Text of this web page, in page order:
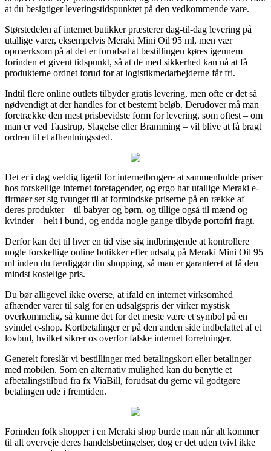
at du besigtiger leveringstidspunktet på den vedkommende vare.
Størstedelen af internet butikker præsterer dag-til-dag levering på
utallige varer, eksempelvis Meraki Mini Oil 95 ml, men vær
opmærksom på at det er forudsat at bestillingen køres igennem
forinden et givent tidspunkt, så at de med sikkerhed kan nå at få
produkterne ordnet forud for at logistikmedarbejderne får fri.
Indtil flere online outlets tilbyder gratis levering, men ofte er det så
nødvendigt at der handles for et bestemt beløb. Derudover må man
foretrække den mest prisbevidste form for levering, som oftest – om
man er ved Taastrup, Slagelse eller Bramming – vil blive at få bragt
ordren til et afhentningssted.
Det er i dag vældig ligetil for internetbrugere at sammenholde priser
hos forskellige internet foretagender, og ergo har utallige Meraki e-
firmaer set sig tvunget til at formindske priserne på en række af
deres produkter – til babyer og børn, og tillige også til mænd og
kvinder – helt i bund, og endda nogle gange tilbyde portofri fragt.
Derfor kan det til hver en tid vise sig indbringende at kontrollere
nogle forskellige online butikker efter udsalg på Meraki Mini Oil 95
ml inden du færdiggør din shopping, så man er garanteret at få den
mindst kostelige pris.
Du bør alligevel ikke overse, at ifald en internet virksomhed
afhænder varer til salg for en udsalgspris der virker mystisk
overkommelig, så kunne det for det meste være et symbol på en
svindel e-shop. Kortbetalinger er på den anden side indbefattet af et
lovbud, hvilket sikrer os overfor falske internet forretninger.
Generelt foreslår vi bestillinger med betalingskort eller betalinger
med mobilen. Som en alternativ mulighed kan du benytte et
afbetalingstilbud fra fx ViaBill, forudsat du gerne vil godtgøre
betalingen ude i fremtiden.
Forinden folk shopper i en Meraki shop burde man når alt kommer
til alt overveje deres handelsbetingelser, dog er det uden tvivl ikke